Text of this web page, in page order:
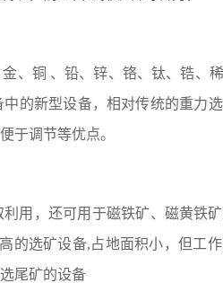
、铜 、铅、锌、铬、钛、锆、
的新型设备，相对传统的重力
于调节等优点。
用，还可用于磁铁矿、磁黄铁
的选矿设备,占地面积小，但工
选尾矿的设备